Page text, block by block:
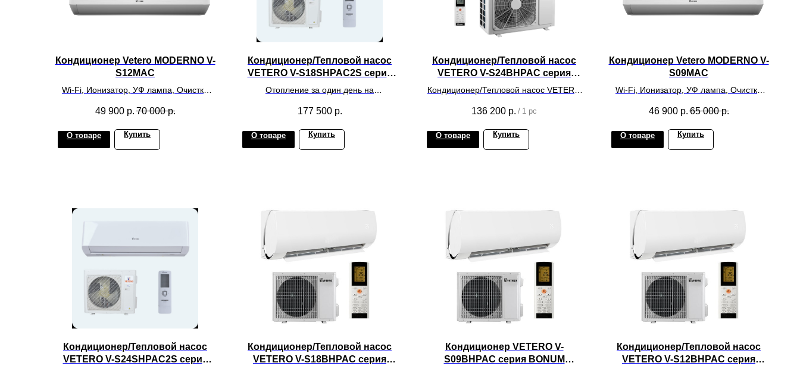
Кондиционер Vetero MODERNO V-
S12MAC
Wi-Fi, Ионизатор, УФ лампа, Очистка
49 900 р. 70 000 р.
О товаре Купить
Кондиционер/Тепловой насос
VETERO V-S18SHPAC2S серия
SIBERIES INVERTER
Отопление за один день на
квадратных
177 500 р.
О товаре Купить
Кондиционер/Тепловой насос
VETERO V-S24BHPAC серия
BONUM INVERTER
Кондиционер/Тепловой насос VETERO
136 200 р. / 1 pc
О товаре Купить
Кондиционер Vetero MODERNO V-
S09MAC
Wi-Fi, Ионизатор, УФ лампа, Очистка
46 900 р. 65 000 р.
О товаре Купить
Кондиционер/Тепловой насос
VETERO V-S24SHPAC2S серия
Кондиционер/Тепловой насос
VETERO V-S18BHPAC серия
Кондиционер VETERO V-
S09BHPAC серия BONUM
Кондиционер/Тепловой насос
VETERO V-S12BHPAC серия